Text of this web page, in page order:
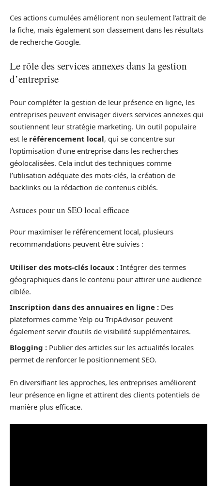
Ces actions cumulées améliorent non seulement l’attrait de
la fiche, mais également son classement dans les résultats
de recherche Google.
Le rôle des services annexes dans la gestion
d’entreprise
Pour compléter la gestion de leur présence en ligne, les
entreprises peuvent envisager divers services annexes qui
soutiennent leur stratégie marketing. Un outil populaire
est le référencement local, qui se concentre sur
l’optimisation d’une entreprise dans les recherches
géolocalisées. Cela inclut des techniques comme
l’utilisation adéquate des mots-clés, la création de
backlinks ou la rédaction de contenus ciblés.
Astuces pour un SEO local efficace
Pour maximiser le référencement local, plusieurs
recommandations peuvent être suivies :
Utiliser des mots-clés locaux : Intégrer des termes
géographiques dans le contenu pour attirer une audience
ciblée.
Inscription dans des annuaires en ligne : Des
plateformes comme Yelp ou TripAdvisor peuvent
également servir d’outils de visibilité supplémentaires.
Blogging : Publier des articles sur les actualités locales
permet de renforcer le positionnement SEO.
En diversifiant les approches, les entreprises améliorent
leur présence en ligne et attirent des clients potentiels de
manière plus efficace.